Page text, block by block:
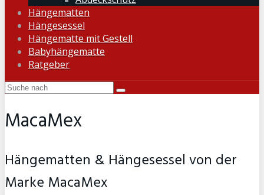
Hängematten
Hängesessel
Hängematte mit Gestell
Babyhängematte
Ratgeber
MacaMex
Hängematten & Hängesessel von der
Marke MacaMex